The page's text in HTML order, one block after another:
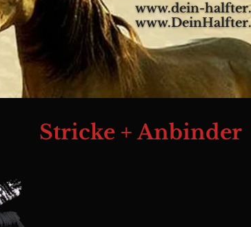
www.dein-
Stricke + Anbinder